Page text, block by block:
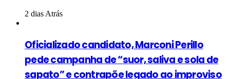
2 dias Atrás
Oficializado candidato, Marconi Perillo
pede campanha de “suor, saliva e sola de
sapato” e contrapõe legado ao improviso